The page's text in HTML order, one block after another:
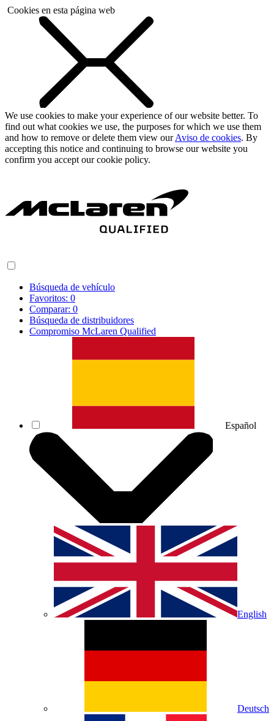
Cookies en esta página web
We use cookies to make your experience of our website better. To
find out what cookies we use, the purposes for which we use them
and how to remove or delete them view ourAviso de cookies. By
accepting this notice and continuing to browse our website you
confirm you accept our cookie policy.
Búsqueda de vehículo
Favoritos: 0
Comparar: 0
Búsqueda de distribuidores
Compromiso McLaren Qualified
Español
English
Deutsch